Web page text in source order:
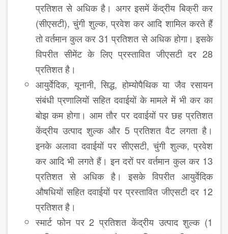
प्रतिशत से अधिक है। अगर इसमें केंद्रीय बिक्री कर
(सीएसटी), चुंगी शुल्‍क, प्रवेश कर आदि शामिल करते हैं
तो वर्तमान कुल कर 31 प्रतिशत से अधिक होगा। इसके
विपरीत सीमेंट के लिए प्रस्‍तावित जीएसटी दर 28
प्रतिशत है।
आयुर्वेदिक, यूनानी, सिद्ध, होम्‍योपैथिक या जैव रसायन
संबंधी प्रणालियों सहित दवाईयों के मामले में भी कर का
बोझ कम होगा। आम तौर पर दवाईयों पर छह प्रतिशत
केंद्रीय उत्‍पाद शुल्‍क और 5 प्रतिशत वैट लगता है।
इनके अलावा दवाईयों पर सीएसटी, चुंगी शुल्‍क, प्रवेश
कर आदि भी लगते हैं। इन दरों पर वर्तमान कुल कर 13
प्रतिशत से अधिक है। इसके विपरीत आयुर्वेदिक
औषधियों सहित दवाईयों पर प्रस्‍तावित जीएसटी दर 12
प्रतिशत है।
स्‍मार्ट फोन पर 2 प्रतिशत केंद्रीय उत्‍पाद शुल्‍क (1